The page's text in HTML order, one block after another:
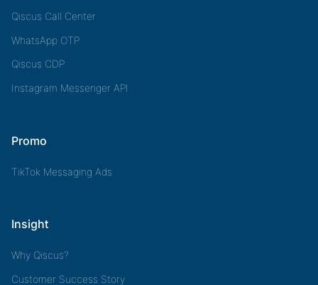
Qiscus Call Center
WhatsApp OTP
Qiscus CDP
Instagram Messenger API
Promo
TikTok Messaging Ads
Insight
Why Qiscus?
Customer Success Story